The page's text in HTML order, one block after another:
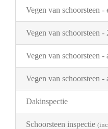
Vegen van schoorsteen -
Vegen van schoorsteen -
Vegen van schoorsteen
Vegen van schoorsteen -
Dakinspectie
Schoorsteen inspectie